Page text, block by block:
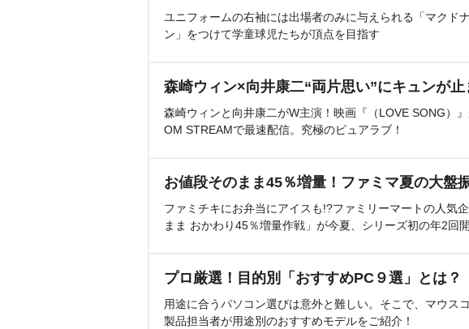
ユニフォームの右袖には出場者のみに与えられる「マクド
ン」をつけて学童球児たちが頂点を目指す
森崎ウィン×向井康二“両片思い”にキュンが止
森崎ウィンと向井康二がW主演！映画『（LOVE SONG）
OM STREAMで最速配信。究極のピュアラブ！
お値段そのまま45％増量！ファミマ夏の大盤
ファミチキにお弁当にアイスも!?ファミリーマートの人気
まま おかわり45％増量作戦」が今夏、シリーズ初の年2回開
プロ厳選！目的別「おすすめPC９選」とは？
用途に合うパソコン選びは意外と難しい。そこで、マウス
製品担当者が用途別のおすすめモデルをご紹介！